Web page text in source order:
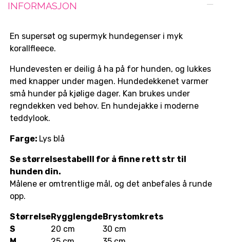
INFORMASJON
En supersøt og supermyk hundegenser i myk
korallfleece.
Hundevesten er deilig å ha på for hunden, og lukkes
med knapper under magen. Hundedekkenet varmer
små hunder på kjølige dager. Kan brukes under
regndekken ved behov. En hundejakke i moderne
teddylook.
Farge: Lys blå
Se størrelsestabelll for å finne rett str til
hunden din.
Målene er omtrentlige mål, og det anbefales å runde
opp.
StørrelseRygglengdeBrystomkrets
S
20 cm
30 cm